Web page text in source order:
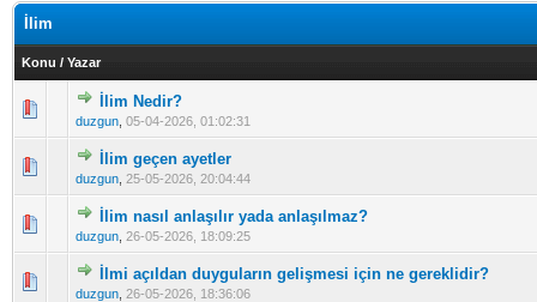
İlim
Konu / Yazar
İlim Nedir?
duzgun 05-04-2026, 01:02:31
0 Oy(lar) - Ortalama 5 üzerinden 0
İlim geçen ayetler
duzgun 25-05-2026, 20:04:44
0 Oy(lar) - Ortalama 5 üzerinden 0
İlim nasıl anlaşılır yada anlaşılmaz?
duzgun 26-05-2026, 18:09:25
0 Oy(lar) - Ortalama 5 üzerinden 0
12345
İlmi açıldan duyguların gelişmesi için ne gereklidir?
duzgun 26-05-2026, 18:36:06
0 Oy(lar) - Ortalama 5 üzerinden 0
12 345